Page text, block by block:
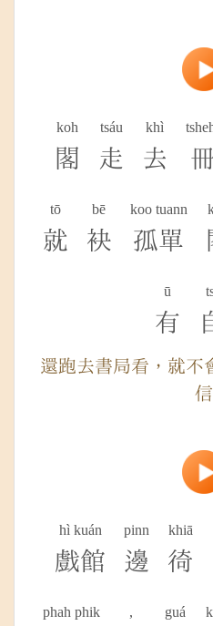
koh
閣
tsáu
走
khì
去
tō
就
bē
袂
koo tuann
孤單
ū
有
還跑去書局看，就不
信
hì kuán
戲館
pinn
邊
khiā
徛
phah phik , guá